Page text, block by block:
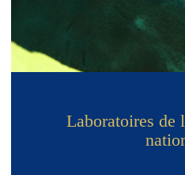
Laboratoires de